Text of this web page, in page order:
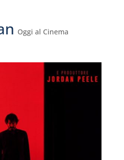
Oggi al Cinema